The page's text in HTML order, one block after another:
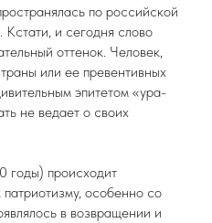
по российской
и сегодня слово
оттенок. Человек,
или ее превентивных
эпитетом «ура-
не ведает о своих
годы) происходит
особенно со
в возвращении и